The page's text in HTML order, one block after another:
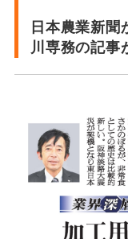
日本農業新聞
川専務の記事